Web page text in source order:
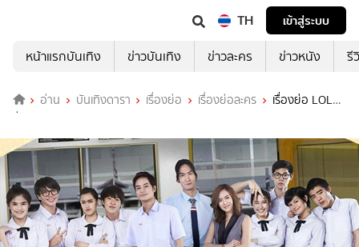
TH
เข้าสู่ระบบ
หน้าแรกบันเทิง
ข่าวบันเทิง ข่าวละคร ข่าวหนัง รี
อ่าน บันเทิงดารา เรื่องย่อ เรื่องย่อละคร
เรื่องย่อ LOL
ชีวิตคิดบวก